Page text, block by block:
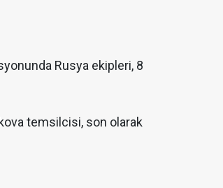
Rusya ekipleri, 8
temsilcisi, son olarak